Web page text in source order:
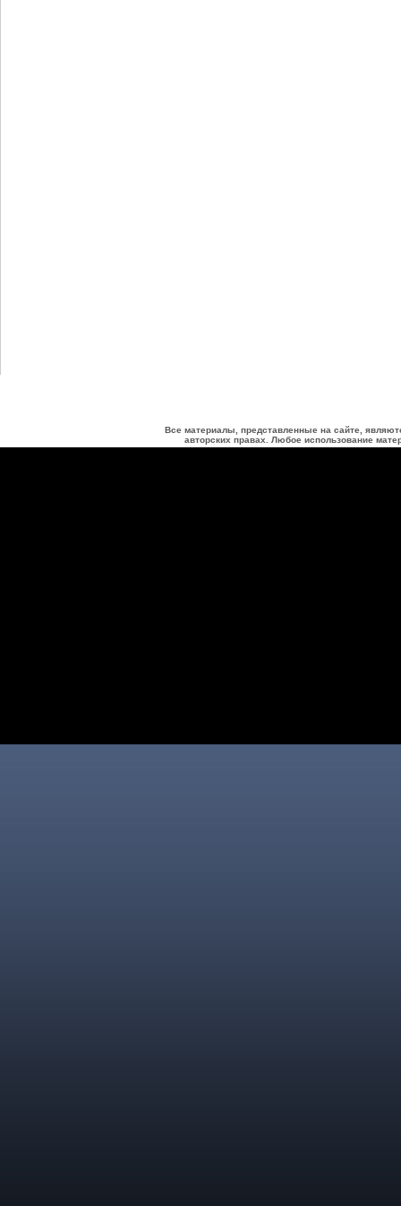
Все материалы, представленные на сайте,
авторских правах. Любое использование